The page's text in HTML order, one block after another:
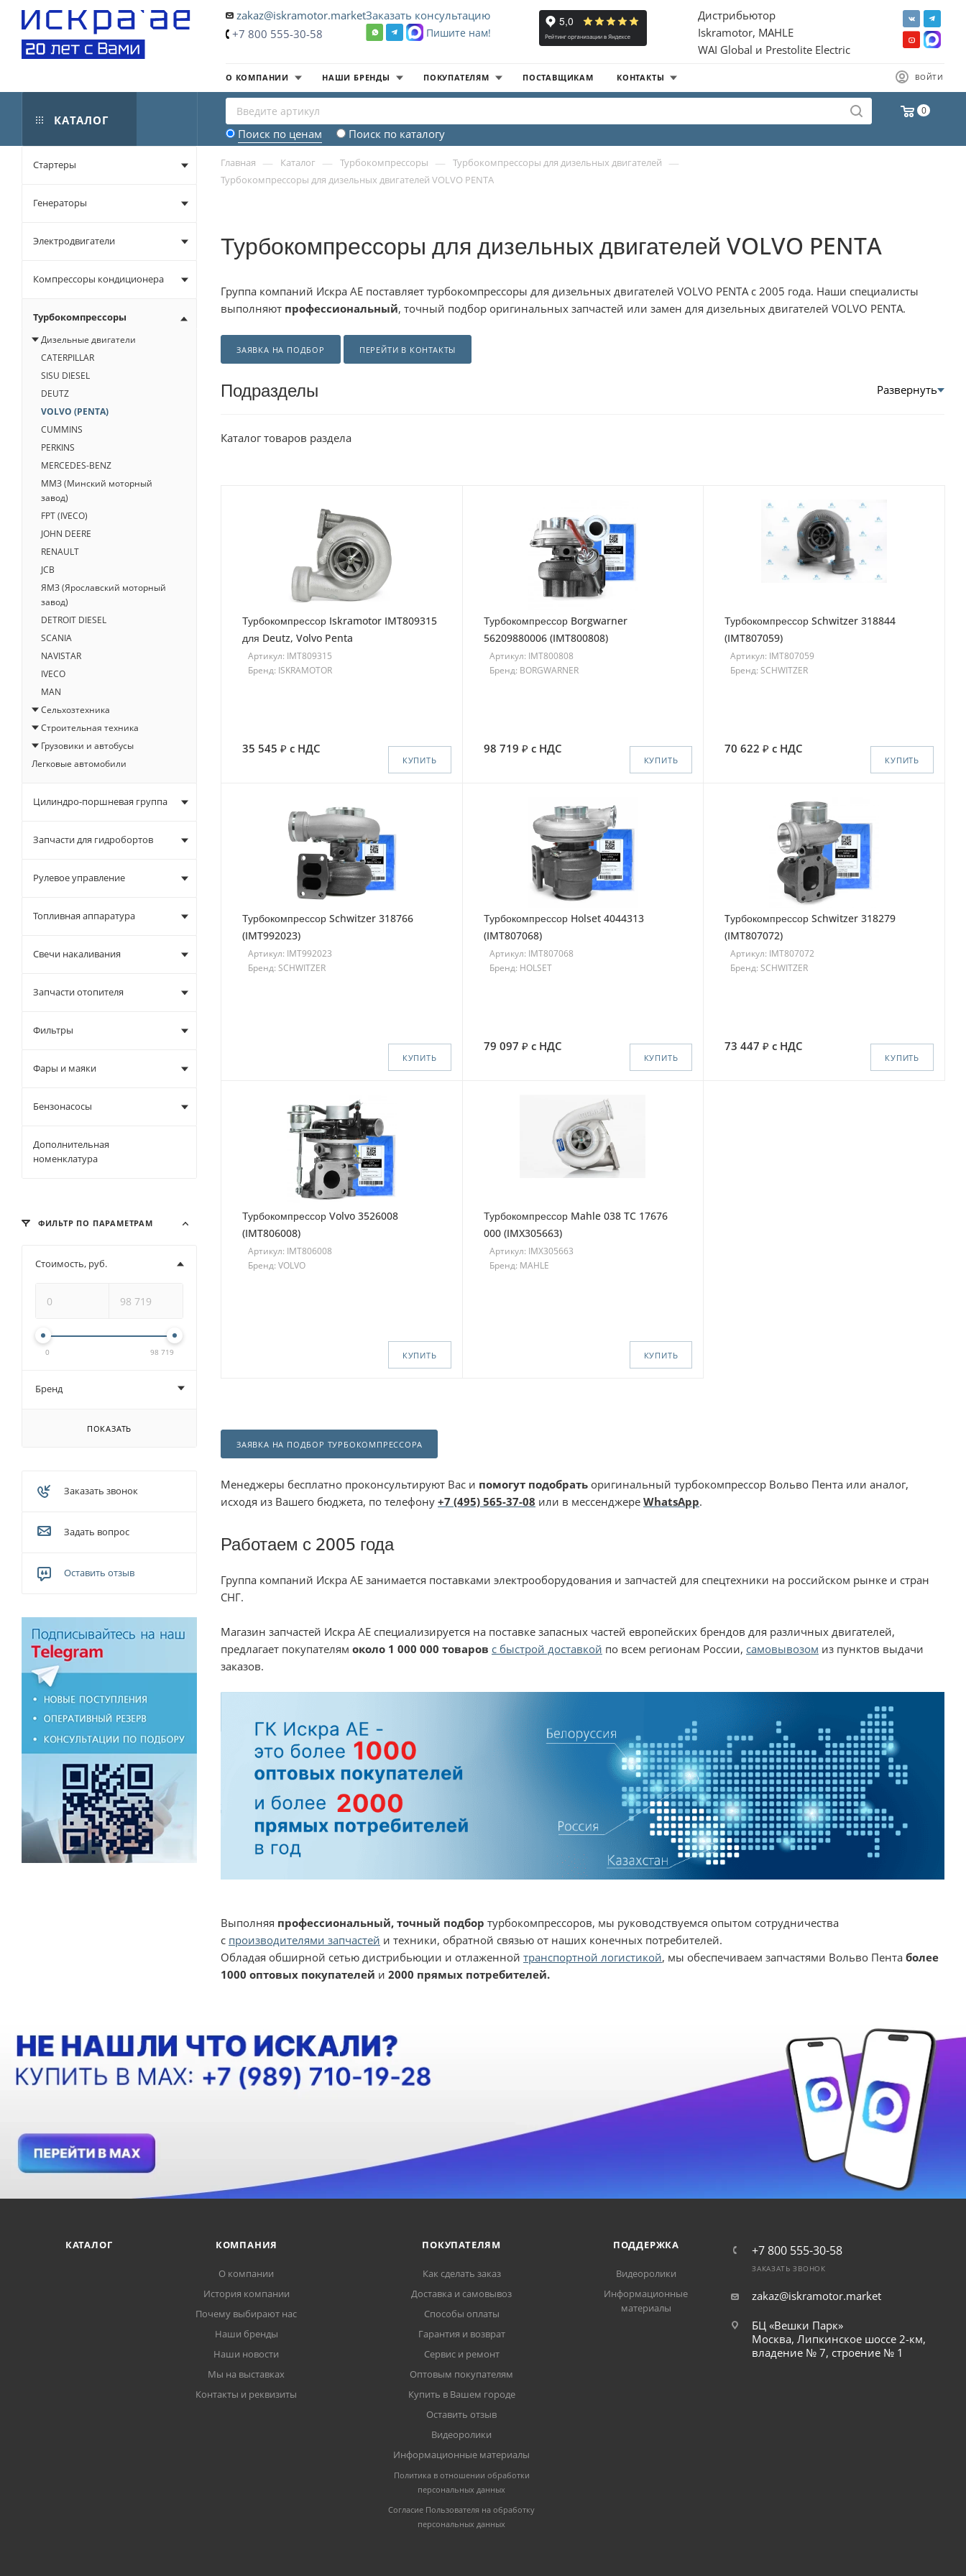
zakaz@iskramotor.market
+7 800 555-30-58
Заказать консультацию
Пишите нам!
Дистрибьютор
Iskramotor, MAHLE
WAI Global и Prestolite Electric
ВОЙТИ
О КОМПАНИИ НАШИ БРЕНДЫ ПОКУПАТЕЛЯМ ПОСТАВЩИКАМ КОНТАКТЫ
0
КАТАЛОГ
Поиск по ценам Поиск по каталогу
Главная — Каталог — Турбокомпрессоры — Турбокомпрессоры для дизельных двигателей —
Турбокомпрессоры для дизельных двигателей VOLVO PENTA
Турбокомпрессоры для дизельных двигателей VOLVO PENTA
Группа компаний Искра АЕ поставляет турбокомпрессоры для дизельных двигателей VOLVO PENTA с 2005 года. Наши специалисты
выполняют профессиональный, точный подбор оригинальных запчастей или замен для дизельных двигателей VOLVO PENTA.
ЗАЯВКА НА ПОДБОР ПЕРЕЙТИ В КОНТАКТЫ
Подразделы
Каталог товаров раздела
Турбокомпрессор Iskramotor IMT809315
для Deutz, Volvo Penta
Артикул: IMT809315
Бренд: ISKRAMOTOR
35 545 с НДС
КУПИТЬ
Турбокомпрессор Borgwarner
56209880006 (IMT800808)
Артикул: IMT800808
Бренд: BORGWARNER
98 719 с НДС
КУПИТЬ
Турбокомпрессор Schwitzer 318844
(IMT807059)
Артикул: IMT807059
Бренд: SCHWITZER
70 622 с НДС
КУПИТЬ
Турбокомпрессор Schwitzer 318766
(IMT992023)
Артикул: IMT992023
Бренд: SCHWITZER
КУПИТЬ
Турбокомпрессор Holset 4044313
(IMT807068)
Артикул: IMT807068
Бренд: HOLSET
79 097 с НДС
КУПИТЬ
Tурбокомпрессор Schwitzer 318279
(IMT807072)
Артикул: IMT807072
Бренд: SCHWITZER
73 447 с НДС
КУПИТЬ
Турбокомпрессор Volvo 3526008
(IMT806008)
Артикул: IMT806008
Бренд: VOLVO
КУПИТЬ
Турбокомпрессор Mahle 038 TC 17676
000 (IMX305663)
Артикул: IMX305663
Бренд: MAHLE
КУПИТЬ
ЗАЯВКА НА ПОДБОР ТУРБОКОМПРЕССОРА
Менеджеры бесплатно проконсультируют Вас и помогут подобрать оригинальный турбокомпрессор Вольво Пента или аналог,
исходя из Вашего бюджета, по телефону +7 (495) 565-37-08 или в мессенджере WhatsApp.
Работаем с 2005 года
Группа компаний Искра АЕ занимается поставками электрооборудования и запчастей для спецтехники на российском рынке и стран
СНГ.
Магазин запчастей Искра АЕ специализируется на поставке запасных частей европейских брендов для различных двигателей,
предлагает покупателям около 1 000 000 товаров с быстрой доставкой по всем регионам России, самовывозом из пунктов выдачи
заказов.
Выполняя профессиональный, точный подбор турбокомпрессоров, мы руководствуемся опытом сотрудничества
с производителями запчастей и техники, обратной связью от наших конечных потребителей.
Обладая обширной сетью дистрибьюции и отлаженной транспортной логистикой, мы обеспечиваем запчастями Вольво Пента более
1000 оптовых покупателей и 2000 прямых потребителей.
Стартеры
Генераторы
Электродвигатели
Компрессоры кондиционера
Турбокомпрессоры
Дизельные двигатели
CATERPILLAR
SISU DIESEL
DEUTZ
VOLVO (PENTA)
CUMMINS
PERKINS
MERCEDES-BENZ
ММЗ (Минский моторный
завод)
FPT (IVECO)
JOHN DEERE
RENAULT
JCB
ЯМЗ (Ярославский моторный
завод)
DETROIT DIESEL
SCANIA
NAVISTAR
IVECO
MAN
Сельхозтехника
Строительная техника
Грузовики и автобусы
Легковые автомобили
Цилиндро-поршневая группа
Запчасти для гидробортов
Рулевое управление
Топливная аппаратура
Свечи накаливания
Запчасти отопителя
Фильтры
Фары и маяки
Бензонасосы
Дополнительная
номенклатура
ФИЛЬТР ПО ПАРАМЕТРАМ
Стоимость, руб.
0 98 719
Бренд
ПОКАЗАТЬ
Заказать звонок
Задать вопрос
Оставить отзыв
КАТАЛОГ КОМПАНИЯ
О компании
История компании
Почему выбирают нас
Наши бренды
Наши новости
Мы на выставках
Контакты и реквизиты
ПОКУПАТЕЛЯМ
Как сделать заказ
Доставка и самовывоз
Способы оплаты
Гарантия и возврат
Сервис и ремонт
Оптовым покупателям
Купить в Вашем городе
Оставить отзыв
Видеоролики
Информационные материалы
Политика в отношении обработки
персональных данных
Согласие Пользователя на обработку
персональных данных
ПОДДЕРЖКА
Видеоролики
Информационные
материалы
+7 800 555-30-58
ЗАКАЗАТЬ ЗВОНОК
zakaz@iskramotor.market
БЦ «Вешки Парк»
Москва, Липкинское шоссе 2-км,
владение № 7, строение № 1